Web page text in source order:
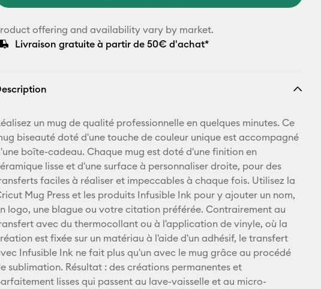
offering and availability vary by market.
Livraison gratuite à partir de 50€ d'achat*
un mug de qualité professionnelle en quelques minutes. Ce
biseauté doté d'une touche de couleur unique est accompagné
boîte-cadeau. Chaque mug est doté d'une finition en
lisse et d'une surface à personnaliser droite, pour des
faciles à réaliser et impeccables à chaque fois. Utilisez la
Mug Press et les produits Infusible Ink pour y ajouter un nom,
logo, une blague ou votre citation préférée. Contrairement au
avec du thermocollant ou à l'application de vinyle, où la
est fixée sur un matériau à l'aide d'un adhésif, le transfert
Infusible Ink ne fait plus qu'un avec le mug grâce au procédé
sublimation. Résultat : des créations permanentes et
lisses qui passent au lave-vaisselle et au micro-